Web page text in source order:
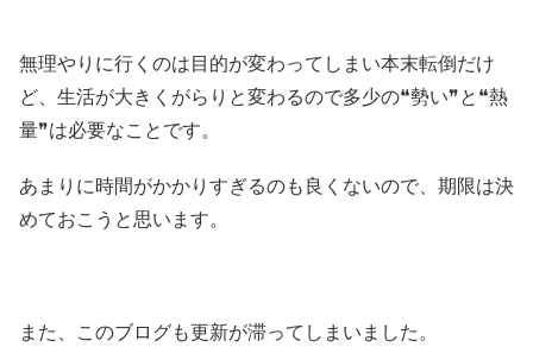
無理やりに行くのは目的が変わってしまい本末転倒だけ
ど、生活が大きくがらりと変わるので多少の❝勢い❞と❝熱
量❞は必要なことです。
あまりに時間がかかりすぎるのも良くないので、期限は決
めておこうと思います。
また、このブログも更新が滞ってしまいました。